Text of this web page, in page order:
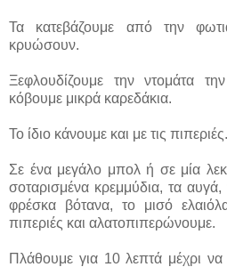
Τα κατεβάζουμε από την
κρυώσουν.
Ξεφλουδίζουμε την ντομάτα
κόβουμε μικρά καρεδάκια.
Το ίδιο κάνουμε και με τις πιπεριές.
Σε ένα μεγάλο μπολ ή σε μία
σοταρισμένα κρεμμύδια, τα
φρέσκα βότανα, το μισό
πιπεριές και αλατοπιπερώνουμε.
Πλάθουμε για 10 λεπτά μέχρι